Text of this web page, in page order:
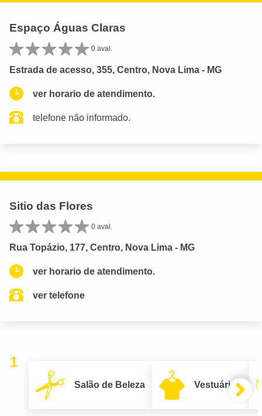
Espaço Águas Claras
0 aval.
Estrada de acesso, 355, Centro, Nova Lima - MG
ver horario de atendimento.
telefone não informado.
Sitio das Flores
0 aval.
Rua Topázio, 177, Centro, Nova Lima - MG
ver horario de atendimento.
ver telefone
1
Salão de Beleza Vestuário